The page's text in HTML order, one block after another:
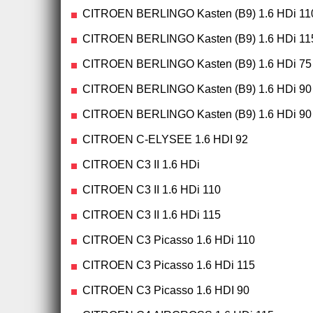
CITROEN BERLINGO Kasten (B9) 1.6 HDi
CITROEN BERLINGO Kasten (B9) 1.6 HDi
CITROEN BERLINGO Kasten (B9) 1.6 HDi
CITROEN BERLINGO Kasten (B9) 1.6 HDi 90
CITROEN BERLINGO Kasten (B9) 1.6 HDi
CITROEN C-ELYSEE 1.6 HDI 92
CITROEN C3 II 1.6 HDi
CITROEN C3 II 1.6 HDi 110
CITROEN C3 II 1.6 HDi 115
CITROEN C3 Picasso 1.6 HDi 110
CITROEN C3 Picasso 1.6 HDi 115
CITROEN C3 Picasso 1.6 HDI 90